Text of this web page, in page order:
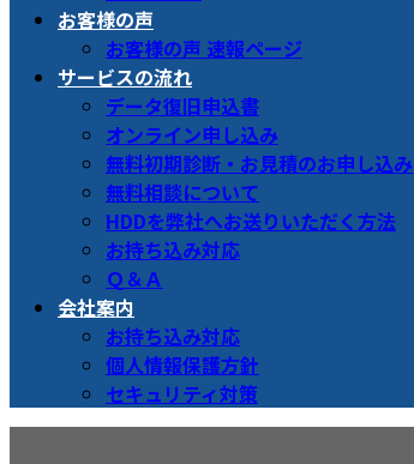
お客様の声
お客様の声 速報ページ
サービスの流れ
データ復旧申込書
オンライン申し込み
無料初期診断・お見積のお申し込み
無料相談について
HDDを弊社へお送りいただく方法
お持ち込み対応
Ｑ＆Ａ
会社案内
お持ち込み対応
個人情報保護方針
セキュリティ対策